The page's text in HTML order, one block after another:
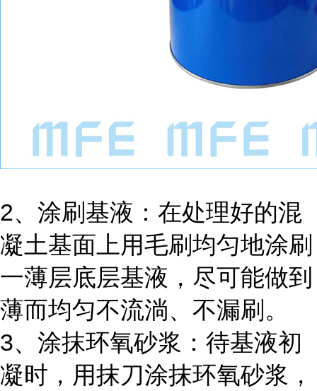
2、涂刷基液：在处理好的混
凝土基面上用毛刷均匀地涂刷
一薄层底层基液，尽可能做到
薄而均匀不流淌、不漏刷。
3、涂抹环氧砂浆：待基液初
凝时，用抹刀涂抹环氧砂浆，